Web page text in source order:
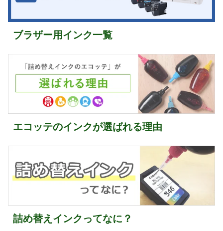
ブラザー用インク一覧
エコッテのインクが選ばれる理由
詰め替えインクってなに？